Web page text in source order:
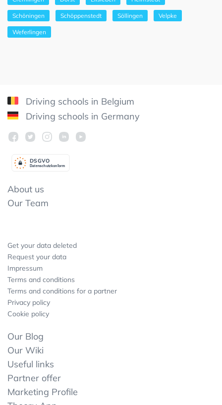
Schöningen Schöppenstedt Söllingen Velpke
Weferlingen
Driving schools in Belgium
Driving schools in Germany
Datenschutzkonform
DSGVO
About us
Our Team
Get your data deleted
Request your data
Impressum
Terms and conditions
Terms and conditions for a partner
Privacy policy
Cookie policy
Our Blog
Our Wiki
Useful links
Partner offer
Marketing Profile